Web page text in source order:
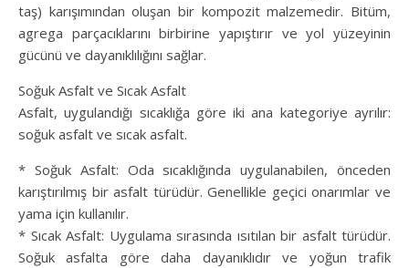
taş) karışımından oluşan bir kompozit malzemedir. Bitüm,
agrega parçacıklarını birbirine yapıştırır ve yol yüzeyinin
gücünü ve dayanıklılığını sağlar.
Soğuk Asfalt ve Sıcak Asfalt
Asfalt, uygulandığı sıcaklığa göre iki ana kategoriye ayrılır:
soğuk asfalt ve sıcak asfalt.
* Soğuk Asfalt: Oda sıcaklığında uygulanabilen, önceden
karıştırılmış bir asfalt türüdür. Genellikle geçici onarımlar ve
yama için kullanılır.
* Sıcak Asfalt: Uygulama sırasında ısıtılan bir asfalt türüdür.
Soğuk asfalta göre daha dayanıklıdır ve yoğun trafik